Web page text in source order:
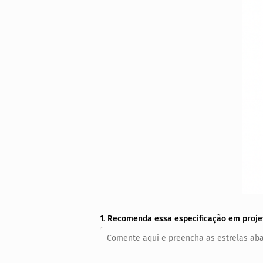
1. Recomenda essa especificação em